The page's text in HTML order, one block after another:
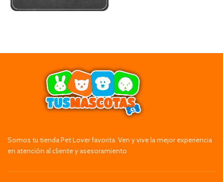
Somos tu tienda Pet Lover favorita. Ven y vive la mejor experiencia
en atención al cliente y asesoramiento